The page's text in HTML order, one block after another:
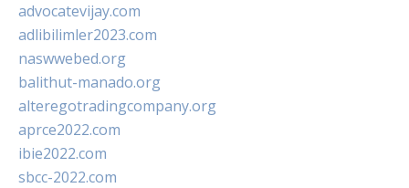
advocatevijay.com
adlibilimler2023.com
naswwebed.org
balithut-manado.org
alteregotradingcompany.org
aprce2022.com
ibie2022.com
sbcc-2022.com